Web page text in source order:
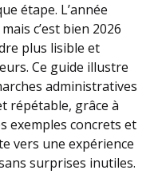
étape. L’année
c’est bien 2026
plus lisible et
Ce guide illustre
administratives
répétable, grâce à
exemples concrets et
vers une expérience
surprises inutiles.